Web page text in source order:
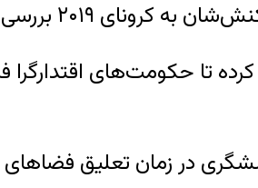
تا حکومت‌های اقتدارگرا
در زمان تعلیق